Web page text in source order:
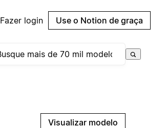
Fazer login Use o Notion de graça
Visualizar modelo